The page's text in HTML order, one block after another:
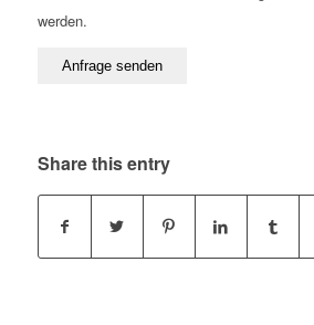
werden.
Share this entry